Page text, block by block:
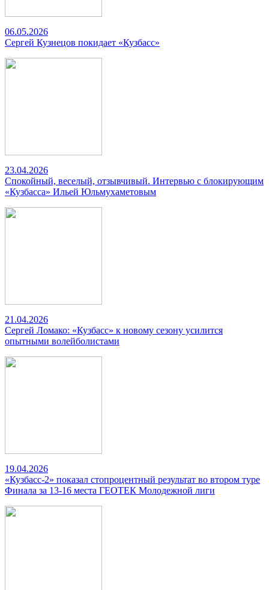
06.05.2026
Сергей Кузнецов покидает «Кузбасс»
23.04.2026
Спокойный, веселый, отзывчивый. Интервью с блокирующим
«Кузбасса» Ильей Юльмухаметовым
21.04.2026
Сергей Ломако: «Кузбасс» к новому сезону усилится
опытными волейболистами
19.04.2026
«Кузбасс-2» показал стопроцентный результат во втором туре
Финала за 13-16 места ГЕОТЕК Молодежной лиги